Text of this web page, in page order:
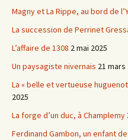
Magny et La Rippe, au bord de
La succession de Perrinet
L’affaire de 1308 2 mai 2025
Un paysagiste nivernais 21 mars
La « belle et vertueuse
2025
La forge d’un duc, à Champlemy
Ferdinand Gambon, un enfant